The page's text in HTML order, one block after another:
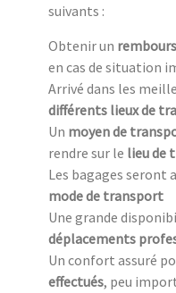
suivants :
Obtenir un
en cas de situation
Arrivé dans les
différents lieux de
Un moyen de
rendre sur le lieu de
Les bagages seront
mode de transport
Une grande
déplacements
Un confort assuré
effectués, peu